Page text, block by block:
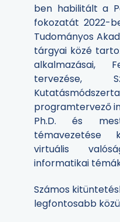
ben habilitált a
fokozatát 2022-
Tudományos
tárgyai közé
alkalmazásai,
tervezése,
programtervező
Ph.D. és
virtuális
informatikai
Számos
legfontosabb